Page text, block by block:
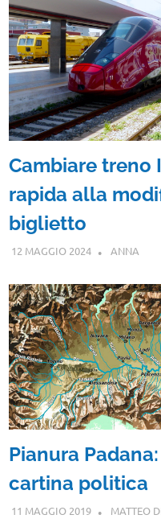
Cambiare treno
rapida alla
biglietto
12 MAGGIO 2024 ANNA
Pianura
cartina politica
11 MAGGIO 2019 MATTEO